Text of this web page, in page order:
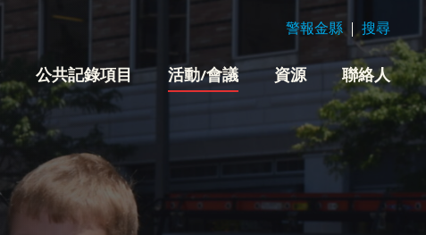
公共記錄項目 活動/會議 資源 聯絡人
警報金縣 搜尋